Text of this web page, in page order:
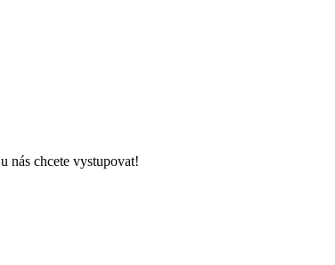
u nás chcete vystupovat!